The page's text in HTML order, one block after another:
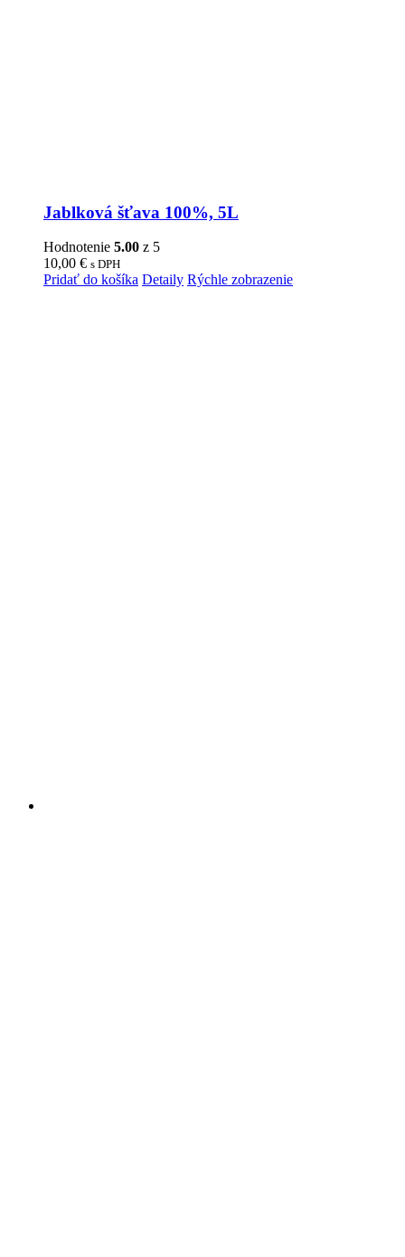
Jablková šťava 100%, 5L
Hodnotenie 5.00 z 5
10,00 € s DPH
Pridať do košíka Detaily Rýchle zobrazenie